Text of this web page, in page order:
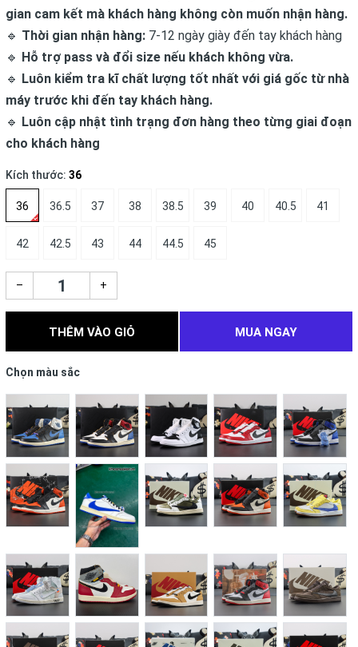
gian cam kết mà khách hàng không còn muốn nhận hàng.
🔹 Thời gian nhận hàng: 7-12 ngày giày đến tay khách hàng
🔹 Hỗ trợ pass và đổi size nếu khách không vừa.
🔹 Luôn kiểm tra kĩ chất lượng tốt nhất với giá gốc từ nhà
máy trước khi đến tay khách hàng.
🔹 Luôn cập nhật tình trạng đơn hàng theo từng giai đoạn
cho khách hàng
Kích thước: 36
36 36.5 37 38 38.5 39 40 40.5 41
42 42.5 43 44 44.5 45
– +
THÊM VÀO GIỎ MUA NGAY
Chọn màu sắc